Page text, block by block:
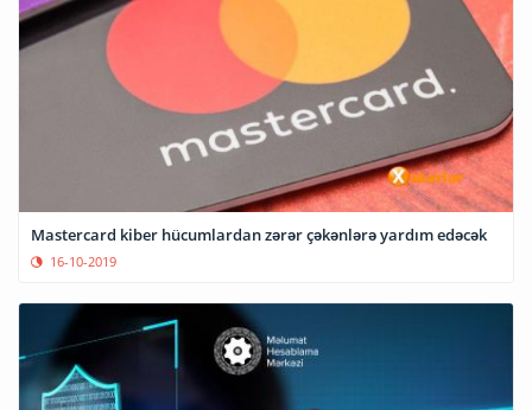
Mastercard kiber hücumlardan zərər çəkənlərə yardım edəcək
16-10-2019